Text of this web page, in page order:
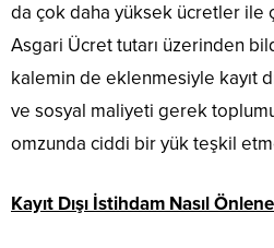
da çok daha yüksek ücretler ile
Asgari Ücret tutarı üzerinden
kalemin de eklenmesiyle kayıt
ve sosyal maliyeti gerek
omzunda ciddi bir yük teşkil
Kayıt Dışı İstihdam Nasıl